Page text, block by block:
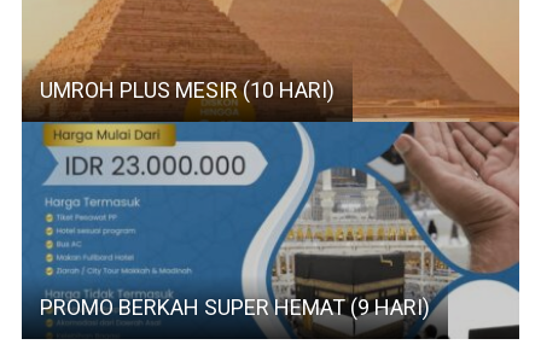
UMROH PLUS MESIR (10 HARI)
PROMO BERKAH SUPER HEMAT (9 HARI)